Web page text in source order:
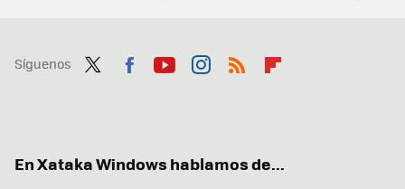
Síguenos
En Xataka Windows hablamos de...